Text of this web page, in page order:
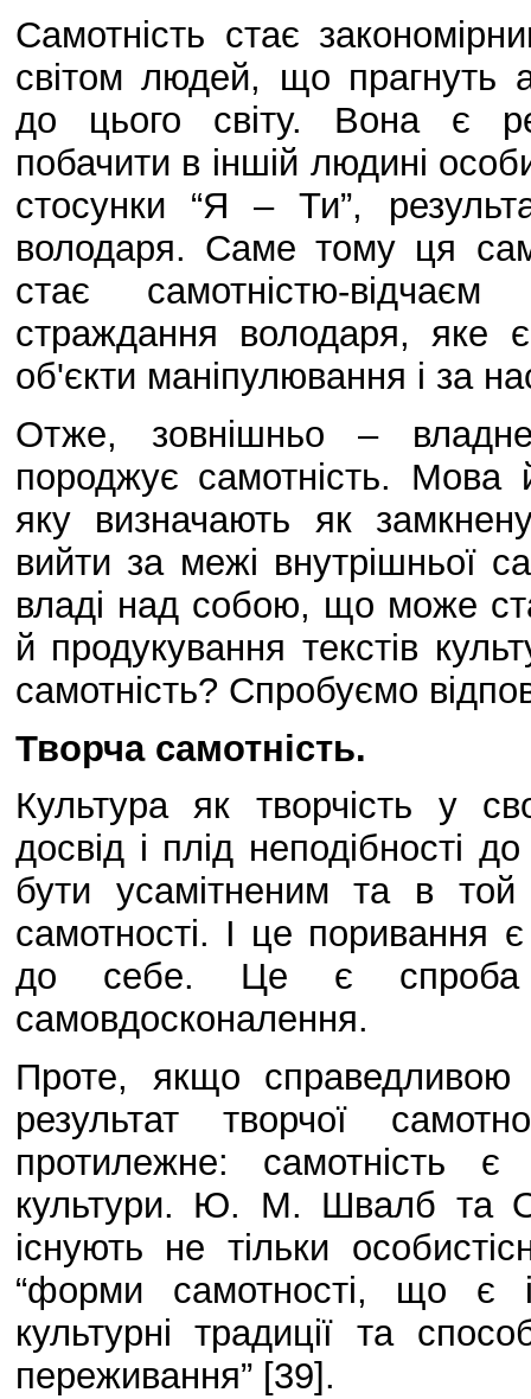
Самотність стає
світом людей, що прагнуть
до цього світу. Вона є
побачити в іншій людині
стосунки “Я – Ти”,
володаря. Саме тому ця
стає самотністю-
страждання володаря,
об'єкти маніпулювання і за
Отже, зовнішньо – владне
породжує самотність. Мова
яку визначають як
вийти за межі внутрішньої
владі над собою, що може
й продукування текстів
самотність? Спробуємо
Творча самотність.
Культура як творчість у
досвід і плід неподібності
бути усамітненим та в
самотності. І це поривання
до себе. Це є спроба
самовдосконалення.
Проте, якщо
результат творчої
протилежне: самотність
культури. Ю. М. Швалб та
існують не тільки
“форми самотності, що є
культурні традиції та
переживання” [39].